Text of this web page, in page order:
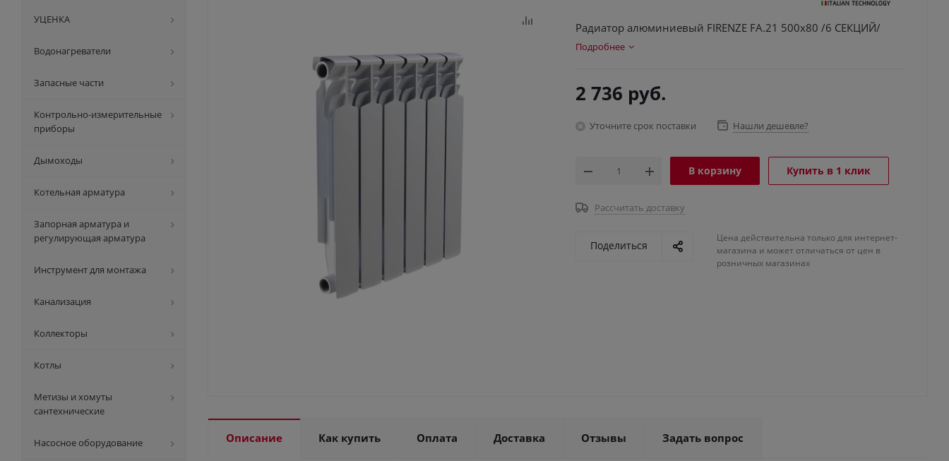
Радиатор алюминиевый FIRENZE FA.21 500х80 /6 СЕКЦИЙ/
Подробнее
2 736 руб.
Уточните срок поставки Нашли дешевле?
В корзину Купить в 1 клик
Рассчитать доставку
Поделиться
Цена действительна только для интернет-
магазина и может отличаться от цен в
розничных магазинах
Описание Как купить Оплата Доставка Отзывы Задать вопрос
УЦЕНКА
Водонагреватели
Запасные части
Контрольно-измерительные
приборы
Дымоходы
Котельная арматура
Запорная арматура и
регулирующая арматура
Инструмент для монтажа
Канализация
Коллекторы
Котлы
Метизы и хомуты
сантехнические
Насосное оборудование